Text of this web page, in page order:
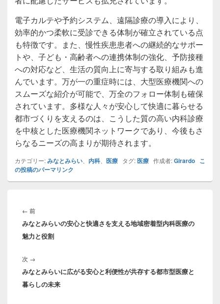
電子カルテや予約システム、遠隔診療の導入により、
効率的かつ柔軟に受診できる体制が確立されている点
も特徴です。また、慢性疾患患者への継続的なサポー
トや、子ども・高齢者への連携体制の強化、予防接種
への対応など、生活の質向上に寄与する取り組みも進
んでいます。万が一の重症時には、大型医療機関への
スムーズな紹介が可能で、万全のフォロー体制も確保
されています。多様な人々が安心して快適に暮らせる
都市づくりを支えるのは、こうした質の高い内科診療
を中核とした医療機関ネットワークであり、今後もさ
らなるニーズの高まりが期待されます。
カテゴリー:みなとみらい 内科、 医療 タグ:医療 作成者:Girardo こ
の投稿のパーマリンク
稿
ナ
ビ
ゲ
シ
ョ
ン
← 前前
の
投
みなとみらいの安心と快適さを支える地域密着型内科医療の
魅力と役割
次 →
の
投
みなとみらいに広がる安心と利便性が共存する都市型医療と
暮らしの未来